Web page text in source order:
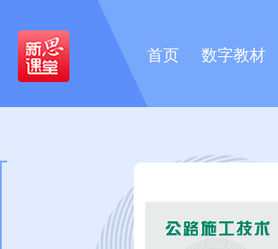
首页 数字教材